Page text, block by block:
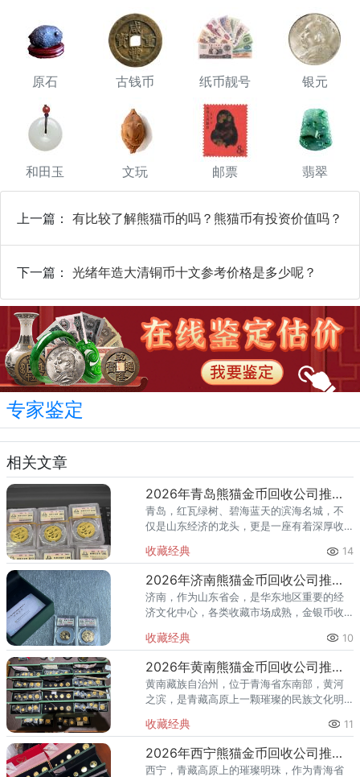
原石 古钱币 纸币靓号 银元
和田玉 文玩 邮票 翡翠
上一篇： 有比较了解熊猫币的吗？熊猫币有投资价值吗？
下一篇： 光绪年造大清铜币十文参考价格是多少呢？
专家鉴定
相关文章
2026年青岛熊猫金币回收公司推荐 专业回收熊猫金币渠道
青岛，红瓦绿树、碧海蓝天的滨海名城，不
仅是山东经济的龙头，更是一座有着深厚收
崂山，熊猫金币在青岛拥有广泛的收藏群
体。进入2026年，国际金价持
收藏经典 14
2026年济南熊猫金币回收公司推荐 熊猫金币回收电话
济南，作为山东省会，是华东地区重要的经
济文化中心，各类收藏市场成熟，金银币收
会城市，本地回收渠道众多，为何还需要专
门推荐回收渠道？本文将为您深
收藏经典 10
2026年黄南熊猫金币回收公司推荐：高原藏区藏友的变现指南
黄南藏族自治州，位于青海省东南部，黄河
之滨，是青藏高原上一颗璀璨的民族文化明
有着深厚的文化积淀和收藏传统。不少黄南
家庭中，都珍藏着不同年份的熊
收藏经典 11
2026年西宁熊猫金币回收公司推荐：不同类型金币该怎么出手？
西宁，青藏高原上的璀璨明珠，作为青海省